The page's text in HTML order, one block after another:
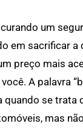
um
em sacrificar a
preço mais
A palavra
quando se trata
mas